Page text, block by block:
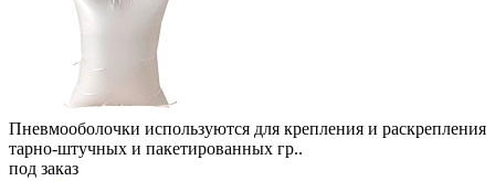
Пневмооболочки используются для крепления и раскрепления
тарно-штучных и пакетированных гр..
под заказ